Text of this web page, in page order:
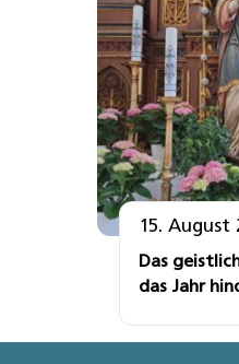
15. August
Das
das Jahr